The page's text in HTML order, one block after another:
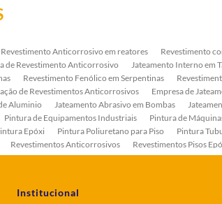
Revestimento Anticorrosivo em reatores Revestimento
de Revestimento Anticorrosivo Jateamento Interno em
Revestimento Fenólico em Serpentinas
de Revestimentos Anticorrosivos Empresa de
Aluminio
Jateamento Abrasivo em Bombas
Pintura de Equipamentos Industriais Pintura de
Epóxi Pintura Poliuretano para Piso Pintura
Revestimentos Anticorrosivos Revestimentos Pisos
Serviço de Jateamento em Bombas Serviço de Pintura
Institucional